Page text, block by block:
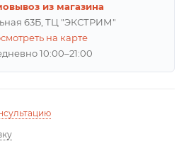
из магазина
63Б, ТЦ "ЭКСТРИМ"
на карте
10:00–21:00